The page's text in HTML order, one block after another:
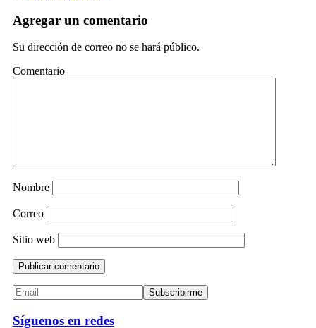
Agregar un comentario
Su dirección de correo no se hará público.
Comentario
Nombre
Correo
Sitio web
Síguenos en redes